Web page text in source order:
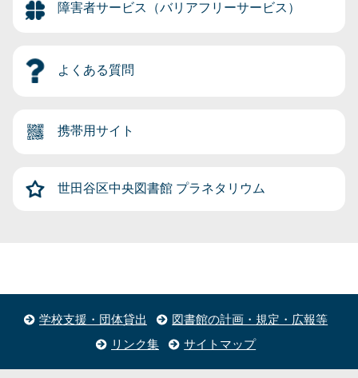
障害者サービス（バリアフリーサービス）
よくある質問
携帯用サイト
世田谷区中央図書館 プラネタリウム
学校支援・団体貸出
図書館の計画・規定・広報等
リンク集
サイトマップ